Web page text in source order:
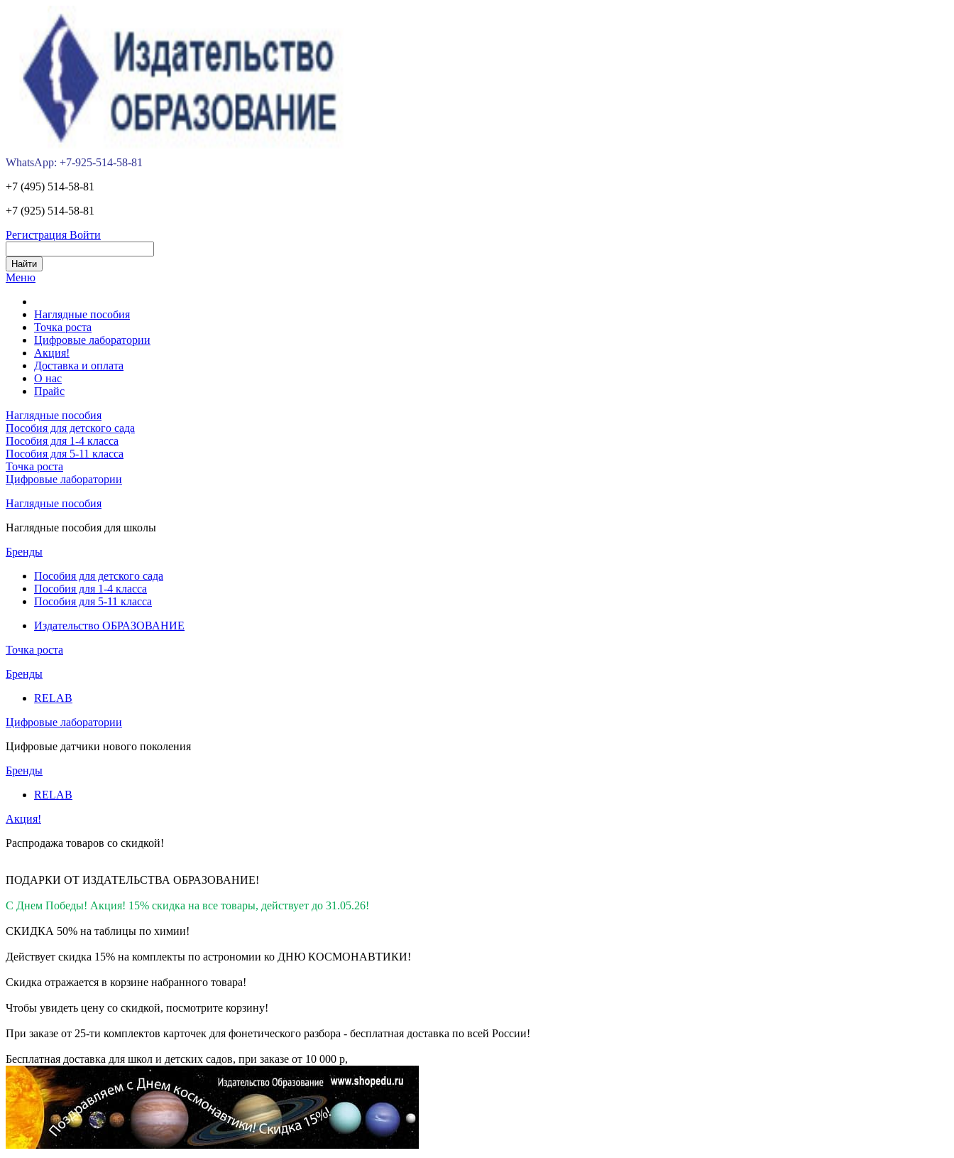
WhatsApp: +7-925-514-58-81
+7 (495) 514-58-81
+7 (925) 514-58-81
Регистрация Войти
Меню
Наглядные пособия
Точка роста
Цифровые лаборатории
Акция!
Доставка и оплата
О нас
Прайс
Наглядные пособия
Пособия для детского сада
Пособия для 1-4 класса
Пособия для 5-11 класса
Точка роста
Цифровые лаборатории
Наглядные пособия
Наглядные пособия для школы
Бренды
Пособия для детского сада
Пособия для 1-4 класса
Пособия для 5-11 класса
Издательство ОБРАЗОВАНИЕ
Точка роста
Бренды
RELAB
Цифровые лаборатории
Цифровые датчики нового поколения
Бренды
RELAB
Акция!
Распродажа товаров со скидкой!
ПОДАРКИ ОТ ИЗДАТЕЛЬСТВА ОБРАЗОВАНИЕ!
С Днем Победы! Акция! 15% скидка на все товары, действует до 31.05.26!
СКИДКА 50% на таблицы по химии!
Действует скидка 15% на комплекты по астрономии ко ДНЮ КОСМОНАВТИКИ!
Скидка отражается в корзине набранного товара!
Чтобы увидеть цену со скидкой, посмотрите корзину!
При заказе от 25-ти комплектов карточек для фонетического разбора - бесплатная доставка по всей России!
Бесплатная доставка для школ и детских садов, при заказе от 10 000 р,